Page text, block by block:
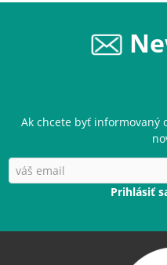
Ak chcete byť informovaný
Prihlásiť